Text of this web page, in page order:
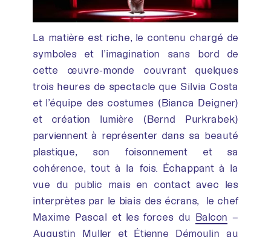
La matière est riche, le contenu chargé de
symboles et l’imagination sans bord de
cette œuvre-monde couvrant quelques
trois heures de spectacle que Silvia Costa
et l’équipe des costumes (Bianca Deigner)
et création lumière (Bernd Purkrabek)
parviennent à représenter dans sa beauté
plastique, son foisonnement et sa
cohérence, tout à la fois. Échappant à la
vue du public mais en contact avec les
interprètes par le biais des écrans, le chef
Maxime Pascal et les forces du Balcon –
Augustin Muller et Étienne Démoulin au